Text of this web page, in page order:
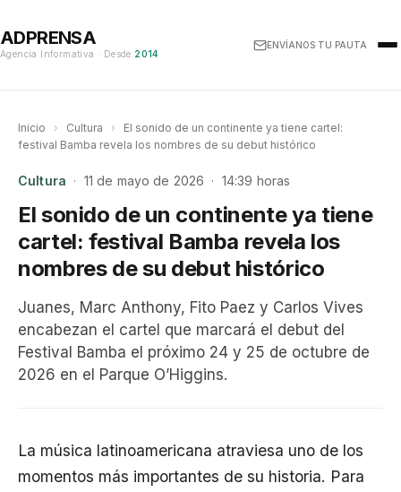
ADPRENSA
Agencia Informativa · Desde 2014
ENVÍANOS TU PAUTA
Inicio › Cultura ›
El sonido de un continente ya tiene cartel:
festival Bamba revela los nombres de su debut histórico
Cultura · 11 de mayo de 2026 · 14:39 horas
El sonido de un continente ya tiene
cartel: festival Bamba revela los
nombres de su debut histórico
Juanes, Marc Anthony, Fito Paez y Carlos Vives
encabezan el cartel que marcará el debut del
Festival Bamba el próximo 24 y 25 de octubre de
2026 en el Parque O’Higgins.
La música latinoamericana atraviesa uno de los
momentos más importantes de su historia. Para